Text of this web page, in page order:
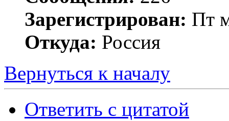
Зарегистрирован: Пт
Откуда: Россия
Вернуться к началу
Ответить с цитатой